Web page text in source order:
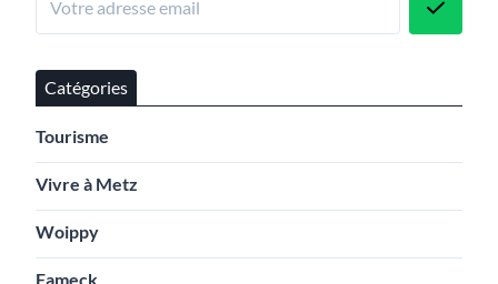
Catégories
Tourisme
Vivre à Metz
Woippy
Fameck